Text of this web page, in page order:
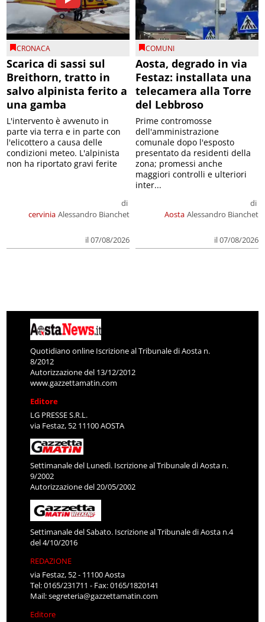
CRONACA
Scarica di sassi sul
Breithorn, tratto in
salvo alpinista ferito a
una gamba
cervinia
di
Alessandro Bianchet
il 07/08/2026
L'intervento è avvenuto in
parte via terra e in parte con
l'elicottero a causa delle
condizioni meteo. L'alpinista
non ha riportato gravi ferite
COMUNI
Aosta, degrado in via
Festaz: installata una
telecamera alla Torre
del Lebbroso
Aosta
di
Alessandro Bianchet
il 07/08/2026
Prime contromosse
dell'amministrazione
comunale dopo l'esposto
presentato da residenti della
zona; promessi anche
maggiori controlli e ulteriori
inter...
Quotidiano online Iscrizione al Tribunale di Aosta n.
8/2012
Autorizzazione del 13/12/2012
www.gazzettamatin.com
Editore
LG PRESSE S.R.L.
via Festaz, 52 11100 AOSTA
Settimanale del Lunedì. Iscrizione al Tribunale di Aosta n.
9/2002
Autorizzazione del 20/05/2002
Settimanale del Sabato. Iscrizione al Tribunale di Aosta n.4
del 4/10/2016
REDAZIONE
via Festaz, 52 - 11100 Aosta
Tel: 0165/231711 - Fax: 0165/1820141
Mail:segreteria@gazzettamatin.com
Editore